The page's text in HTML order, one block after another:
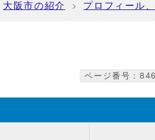
大阪市の紹介 プロフィール
ページ番号：